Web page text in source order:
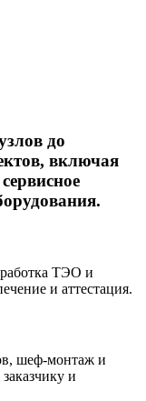
до
включая
ТЭО и
и аттестация.
шеф-монтаж и
и